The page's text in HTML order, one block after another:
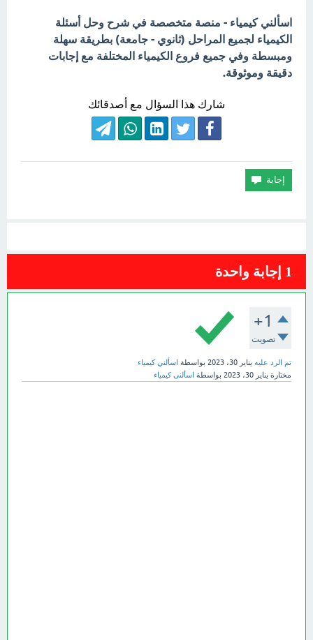
اسألني كيمياء - منصة متخصصة في شرح وحل أسئلة
الكيمياء لجميع المراحل (ثانوي - جامعة) بطريقة سهلة
ومبسطة وفي جميع فروع الكيمياء المختلفة مع إجابات
دقيقة وموثوقة.
شارك هذا السؤال مع أصدقائك
1 إجابة واحدة
+1
تصويت
تم الرد عليه يناير 30، 2023 بواسطة اسألني كيمياء
مختارة يناير 30، 2023 بواسطة اسألنى كيمياء